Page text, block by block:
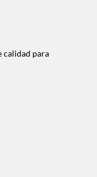
calidad para